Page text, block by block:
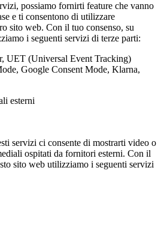
possiamo fornirti feature che vanno
e ti consentono di utilizzare
sito web. Con il tuo consenso, su
i seguenti servizi di terze parti:
UET (Universal Event Tracking)
Google Consent Mode, Klarna,
esterni
servizi ci consente di mostrarti video o
ospitati da fornitori esterni. Con il
sito web utilizziamo i seguenti servizi